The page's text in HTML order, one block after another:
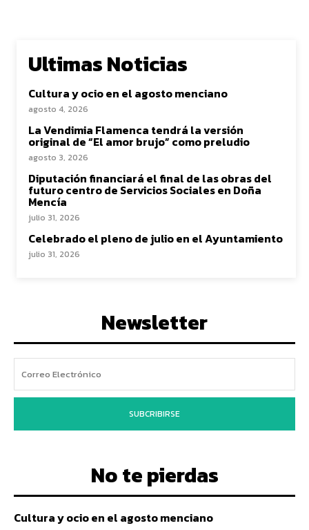
Ultimas Noticias
Cultura y ocio en el agosto menciano
agosto 4, 2026
La Vendimia Flamenca tendrá la versión
original de “El amor brujo” como preludio
agosto 3, 2026
Diputación financiará el final de las obras del
futuro centro de Servicios Sociales en Doña
Mencía
julio 31, 2026
Celebrado el pleno de julio en el Ayuntamiento
julio 31, 2026
Newsletter
SUBCRIBIRSE
No te pierdas
Cultura y ocio en el agosto menciano